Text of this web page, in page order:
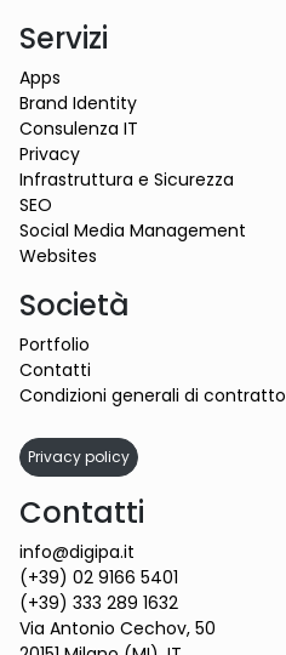
Servizi
Apps
Brand Identity
Consulenza IT
Privacy
Infrastruttura e Sicurezza
SEO
Social Media Management
Websites
Società
Portfolio
Contatti
Condizioni generali di contratto
Privacy policy
Contatti
info@digipa.it
(+39) 02 9166 5401
(+39) 333 289 1632
Via Antonio Cechov, 50